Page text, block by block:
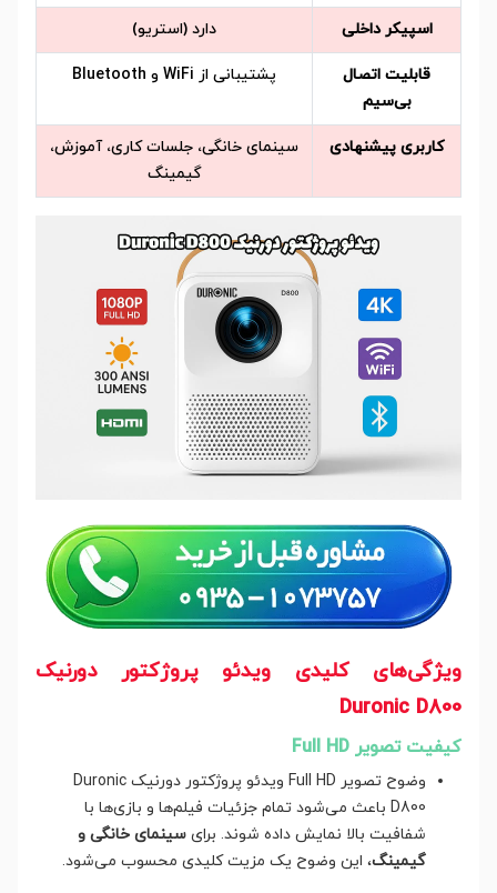
اسپیکر داخلی دارد (استریو)
قابلیت اتصال
بی‌سیم
پشتیبانی از WiFi و Bluetooth
کاربری پیشنهادی
سینمای خانگی، جلسات کاری، آموزش،
گیمینگ
ویژگی‌های کلیدی ویدئو پروژکتور دورنیک
Duronic D800
کیفیت تصویر Full HD
وضوح تصویر Full HD ویدئو پروژکتور دورنیک Duronic
D800 باعث می‌شود تمام جزئیات فیلم‌ها و بازی‌ها با
شفافیت بالا نمایش داده شوند. برای سینمای خانگی و
گیمینگ، این وضوح یک مزیت کلیدی محسوب می‌شود.